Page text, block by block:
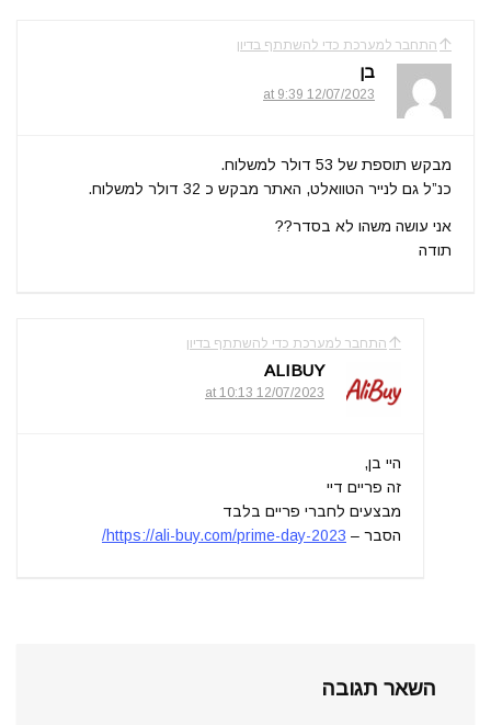
התחבר למערכת כדי להשתתף בדיון
בן
12/07/2023 at 9:39
מבקש תוספת של 53 דולר למשלוח.
כנ”ל גם לנייר הטוואלט, האתר מבקש כ 32 דולר למשלוח.
אני עושה משהו לא בסדר??
תודה
התחבר למערכת כדי להשתתף בדיון
ALIBUY
12/07/2023 at 10:13
היי בן,
זה פריים דיי
מבצעים לחברי פריים בלבד
הסבר – https://ali-buy.com/prime-day-2023/
השאר תגובה